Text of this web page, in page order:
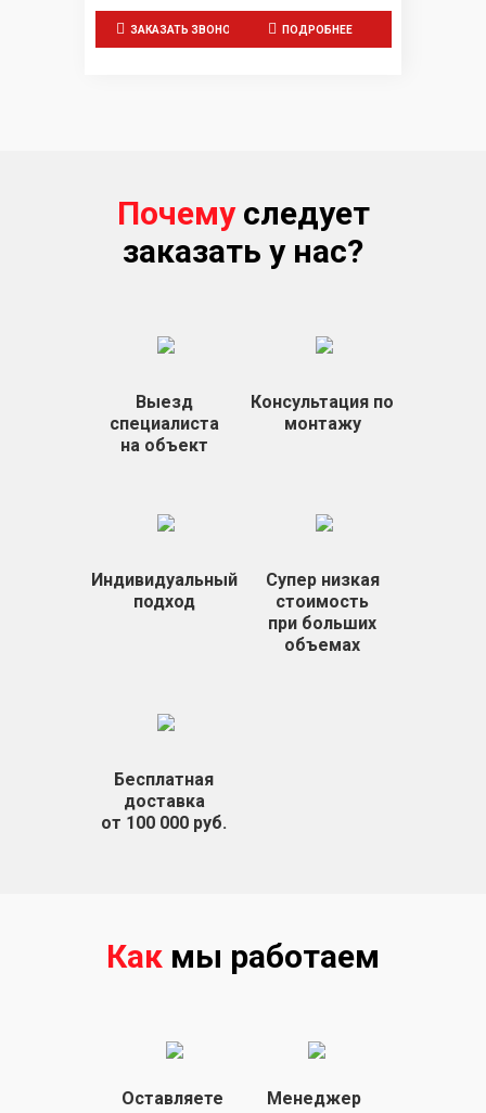
ЗАКАЗАТЬ ЗВОНОК ПОДРОБНЕЕ
Почемуследует
заказать у нас?
Выезд
специалиста
на объект
Консультация по
монтажу
Индивидуальный
подход
Супер низкая
стоимость
при больших
объемах
Бесплатная
доставка
от 100 000 руб.
Как мы работаем
Оставляете
Менеджер